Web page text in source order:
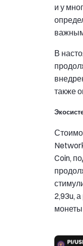
и у
В
также
Coin,
2,93u,
монеты